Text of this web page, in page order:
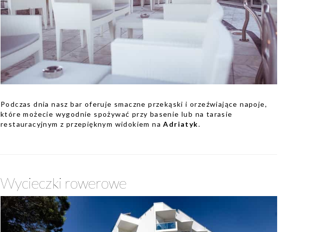
Podczas dnia nasz bar oferuje smaczne przekąski i orzeźwiające napoje,
które możecie wygodnie spożywać przy basenie lub na tarasie
restauracyjnym z przepięknym widokiem naAdriatyk.
Wycieczki rowerowe